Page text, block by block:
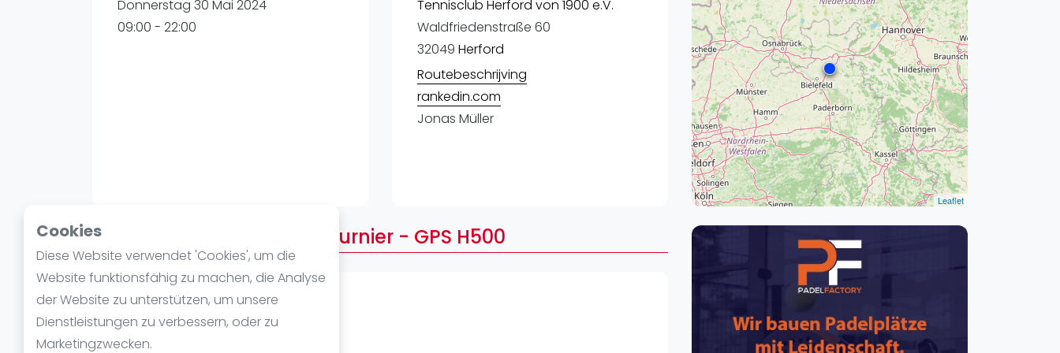
Cookies
Diese Website verwendet 'Cookies', um die
Website funktionsfähig zu machen, die Analyse
der Website zu unterstützen, um unsere
Dienstleistungen zu verbessern, oder zu
Marketingzwecken.
Verschiedenes
Leipzig
Dortmund
Essen
Donnerstag 30 Mai 2024
09:00 - 22:00
Tennisclub Herford von 1900 e.V.
Waldfriedenstraße 60
32049 Herford
Routebeschrijving
rankedin.com
Jonas Müller
Leaflet
Über 3. TC Herford Tagesturnier - GPS H500
Kategorien
Offene Altersklasse: